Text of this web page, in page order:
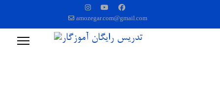
amozegar.com@gmail.com